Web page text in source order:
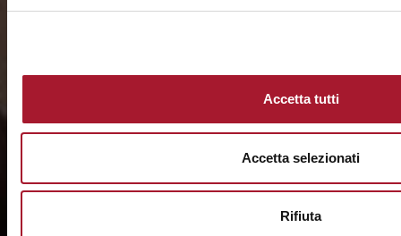
Accetta tutti
Accetta selezionati
Rifiuta